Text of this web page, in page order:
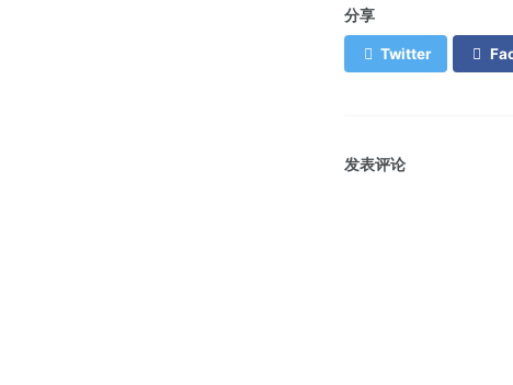
分享
Twitter
发表评论